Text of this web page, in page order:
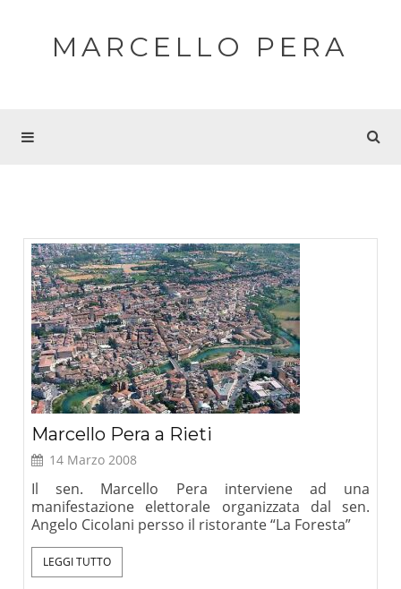
MARCELLO PERA
Marcello Pera a Rieti
14 Marzo 2008
Il sen. Marcello Pera interviene ad una
manifestazione elettorale organizzata dal sen.
Angelo Cicolani persso il ristorante “La Foresta”
LEGGI TUTTO